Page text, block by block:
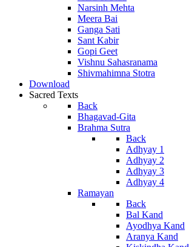
Narsinh Mehta
Meera Bai
Ganga Sati
Sant Kabir
Gopi Geet
Vishnu Sahasranama
Shivmahimna Stotra
Download
Sacred Texts
Back
Bhagavad-Gita
Brahma Sutra
Back
Adhyay 1
Adhyay 2
Adhyay 3
Adhyay 4
Ramayan
Back
Bal Kand
Ayodhya Kand
Aranya Kand